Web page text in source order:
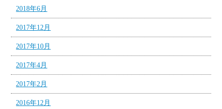
2018年6月
2017年12月
2017年10月
2017年4月
2017年2月
2016年12月